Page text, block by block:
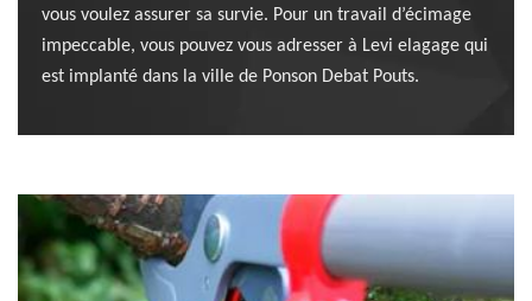
vous voulez assurer sa survie. Pour un travail d’écimage
impeccable, vous pouvez vous adresser à Levi elagage qui
est implanté dans la ville de Ponson Debat Pouts.